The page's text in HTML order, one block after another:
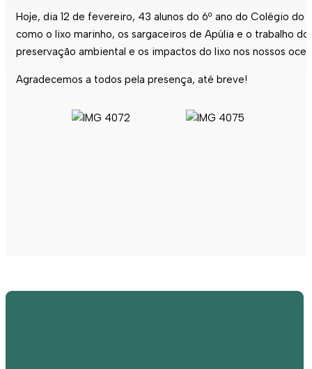
Hoje, dia 12 de fevereiro, 43 alunos do 6º ano do Colégio
como o lixo marinho, os sargaceiros de Apúlia e o trabalho
preservação ambiental e os impactos do lixo nos nossos
Agradecemos a todos pela presença, até breve!